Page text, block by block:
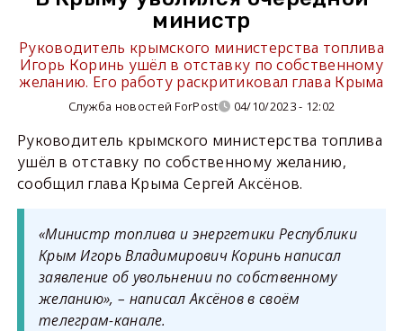
министр
Руководитель крымского министерства топлива
Игорь Коринь ушёл в отставку по собственному
желанию. Его работу раскритиковал глава Крыма
Служба новостей ForPost 04/10/2023 - 12:02
Руководитель крымского министерства топлива
ушёл в отставку по собственному желанию,
сообщил глава Крыма Сергей Аксёнов.
«Министр топлива и энергетики Республики
Крым Игорь Владимирович Коринь написал
заявление об увольнении по собственному
желанию», – написал Аксёнов в своём
телеграм-канале.